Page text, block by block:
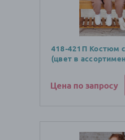
418-421П Костюм
(цвет в
Цена по запросу